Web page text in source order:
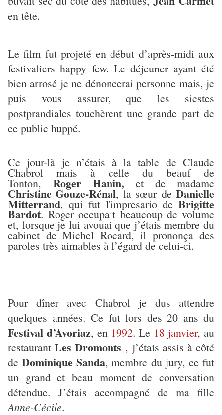
en tête.
Le film fut projeté en début d’après-midi aux
festivaliers happy few. Le déjeuner ayant été
bien arrosé je ne dénoncerai personne mais, je
puis vous assurer, que les siestes
postprandiales touchèrent une grande part de
ce public huppé.
Ce jour-là je n’étais à la table de Claude
Chabrol mais à celle du beauf de
Tonton, Roger Hanin, et de madame
Christine Gouze-Rénal, la sœur deDanielle
Mitterrand, qui fut l'impresario de Brigitte
Bardot. Roger occupait beaucoup de volume
et, lorsque je lui avouai que j’étais membre du
cabinet de Michel Rocard, il prononça des
paroles très aimables à l’égard de celui-ci.
Pour dîner avec Chabrol je dus attendre
quelques années. Ce fut lors des 20 ans du
Festival d’Avoriaz, en 1992. Le 18 janvier, au
restaurantLes Dromonts , j’étais assis à côté
de Dominique Sanda, membre du jury, ce fut
un grand et beau moment de conversation
détendue. J’étais accompagné de ma fille
Anne-Cécile.